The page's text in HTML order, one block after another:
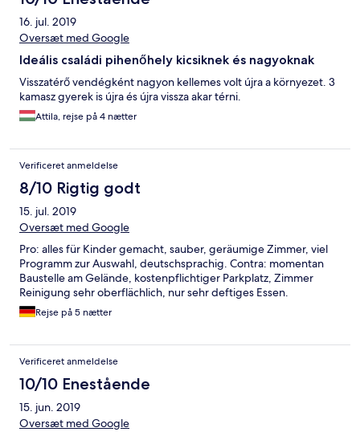
for children. However, for adults that are not interested in
eating food as if from the ‘kids menu’-not so much. In overall we
had a good time, we came so that the kids would have a good
16. jul. 2019
Oversæt med Google
Ideális családi pihenőhely kicsiknek és nagyoknak
Visszatérő vendégként nagyon kellemes volt újra a környezet. 3
kamasz gyerek is újra és újra vissza akar térni.
Attila, rejse på 4 nætter
Verificeret anmeldelse
8/10 Rigtig godt
15. jul. 2019
Oversæt med Google
Pro: alles für Kinder gemacht, sauber, geräumige Zimmer, viel
Programm zur Auswahl, deutschsprachig. Contra: momentan
Baustelle am Gelände, kostenpflichtiger Parkplatz, Zimmer
Reinigung sehr oberflächlich, nur sehr deftiges Essen.
Rejse på 5 nætter
Verificeret anmeldelse
10/10 Enestående
15. jun. 2019
Oversæt med Google